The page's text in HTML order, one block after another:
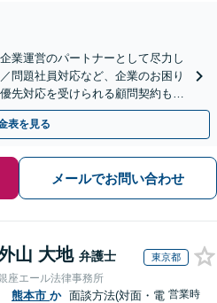
業運営のパートナーとして尽力し
問題社員対応など、企業のお困り
先対応を受けられる顧問契約もお
室】【天神南駅直結】
表を見る
メールでお問い合わせ
山 大地 弁護士 東京都
座エール法律事務所
熊本市 か 面談方法(対面・電 営業時